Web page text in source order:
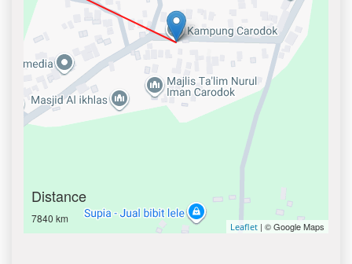
Distance
7840 km
Leaflet | © Google Maps